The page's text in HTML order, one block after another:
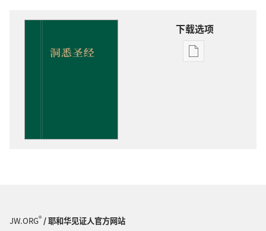
下载选项
出
JW.ORG®/ 耶和华见证人官方网站